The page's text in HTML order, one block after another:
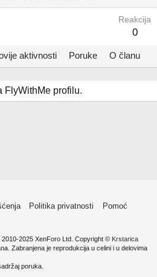
Reakcija
0
aktivnosti Poruke O članu
FlyWithMe profilu.
Politika privatnosti
Pomoć
2025 XenForo Ltd. Copyright © Krstarica
Zabranjena je reprodukcija u celini i u delovima
poruka.